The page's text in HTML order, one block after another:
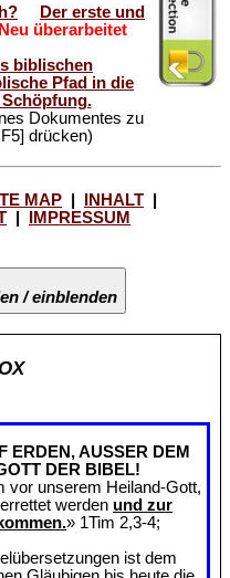
Der erste und
Neu überarbeitet
biblischen
Pfad in die
Dokumentes zu
drücken)
MAP INHALT
IMPRESSUM
INFOBOX ausblenden / einblenden
ERDEN, AUSSER DEM
DER BIBEL!
vor unserem Heiland-Gott,
werden und zur
» 1Tim 2,3-4;
ist dem